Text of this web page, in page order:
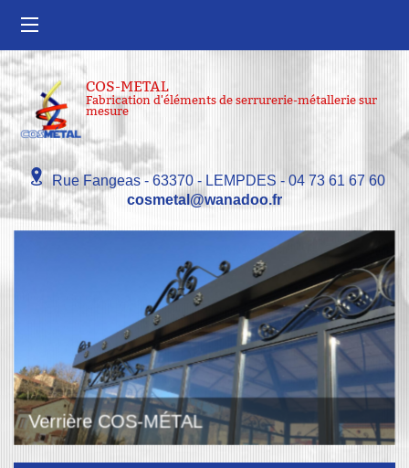
COS-METAL
Fabrication d'éléments de serrurerie-métallerie sur
mesure
Rue Fangeas- 63370- LEMPDES - 04 73 61 67 60
cosmetal@wanadoo.fr
Verrière COS-MÉTAL